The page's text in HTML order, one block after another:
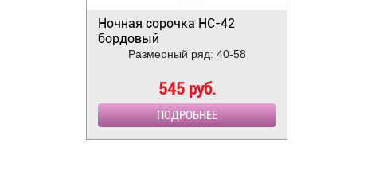
Ночная сорочка НС-42
бордовый
Размерный ряд: 40-58
545 руб.
ПОДРОБНЕЕ